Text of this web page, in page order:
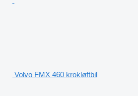
Volvo FMX 460 krokløftbil